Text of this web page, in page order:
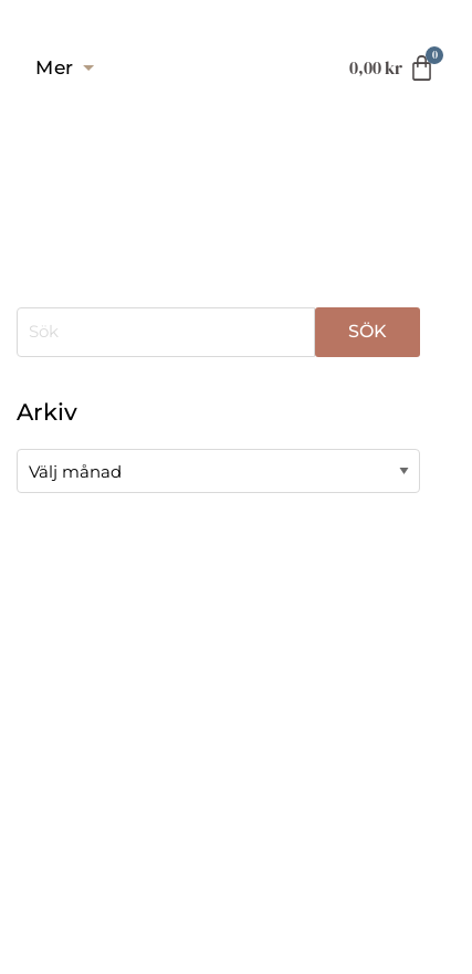
Mer 0,00kr
Arkiv